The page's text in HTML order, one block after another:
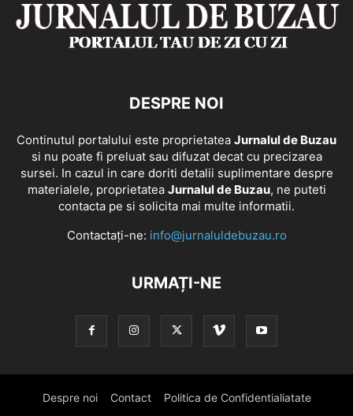
DESPRE NOI
Continutul portalului este proprietatea Jurnalul de Buzau
si nu poate fi preluat sau difuzat decat cu precizarea
sursei. In cazul in care doriti detalii suplimentare despre
materialele, proprietatea Jurnalul de Buzau, ne puteti
contacta pe si solicita mai multe informatii.
Contactați-ne: info@jurnaluldebuzau.ro
URMAȚI-NE
Despre noi Contact Politica de Confidentialiatate